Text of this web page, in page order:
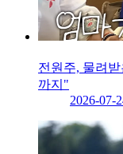
전원주, 물려
까지"
2026-07-